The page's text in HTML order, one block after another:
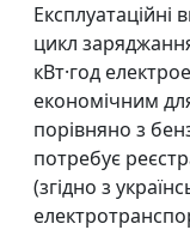
Експлуатаційні
цикл
кВт·год
економічним
порівняно з
потребує
(згідно з